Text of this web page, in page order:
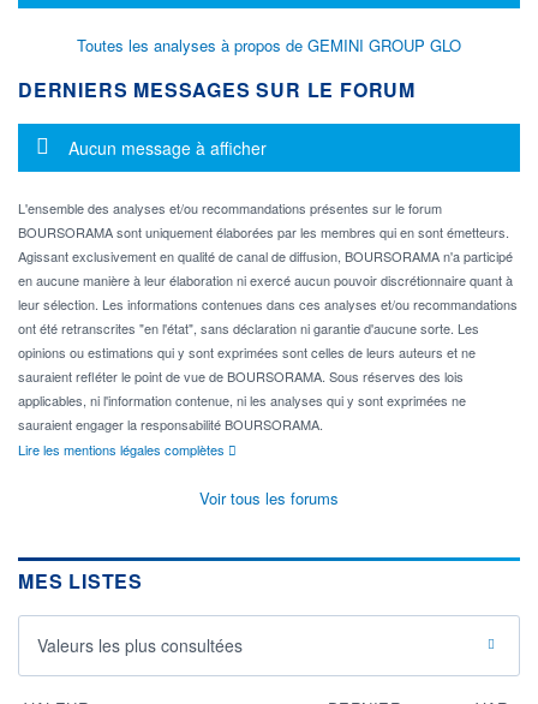
Toutes les analyses à propos de GEMINI GROUP GLO
DERNIERS MESSAGES SUR LE FORUM
Message d'information
Aucun message à afficher
L'ensemble des analyses et/ou recommandations présentes sur le forum
BOURSORAMA sont uniquement élaborées par les membres qui en sont émetteurs.
Agissant exclusivement en qualité de canal de diffusion, BOURSORAMA n'a participé
en aucune manière à leur élaboration ni exercé aucun pouvoir discrétionnaire quant à
leur sélection. Les informations contenues dans ces analyses et/ou recommandations
ont été retranscrites "en l'état", sans déclaration ni garantie d'aucune sorte. Les
opinions ou estimations qui y sont exprimées sont celles de leurs auteurs et ne
sauraient refléter le point de vue de BOURSORAMA. Sous réserves des lois
applicables, ni l'information contenue, ni les analyses qui y sont exprimées ne
sauraient engager la responsabilité BOURSORAMA.
Lire les mentions légales complètes
Voir tous les forums
MES LISTES
Valeurs les plus consultées